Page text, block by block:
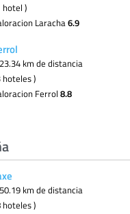
hotel )
Laracha6.9
km de distancia
hoteles )
Ferrol 8.8
km de distancia
hoteles )